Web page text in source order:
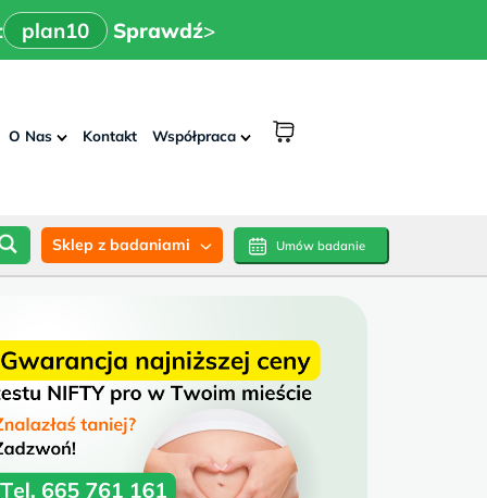
plan10 Sprawdź>
Sprawdź>
O Nas Kontakt Współpraca
Sklep z badaniami Umów badanie